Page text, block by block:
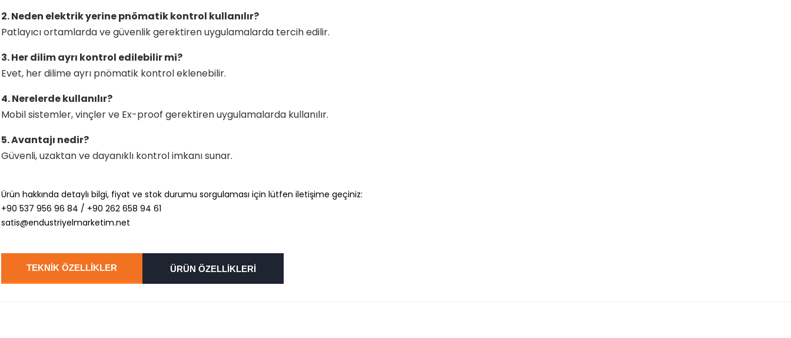
2. Neden elektrik yerine pnömatik kontrol kullanılır?
Patlayıcı ortamlarda ve güvenlik gerektiren uygulamalarda tercih edilir.
3. Her dilim ayrı kontrol edilebilir mi?
Evet, her dilime ayrı pnömatik kontrol eklenebilir.
4. Nerelerde kullanılır?
Mobil sistemler, vinçler ve Ex-proof gerektiren uygulamalarda kullanılır.
5. Avantajı nedir?
Güvenli, uzaktan ve dayanıklı kontrol imkanı sunar.
Ürün hakkında detaylı bilgi, fiyat ve stok durumu sorgulaması için lütfen iletişime geçiniz:
+90 537 956 96 84 / +90 262 658 94 61
satis@endustriyelmarketim.net
TEKNİK ÖZELLİKLER ÜRÜN ÖZELLİKLERİ